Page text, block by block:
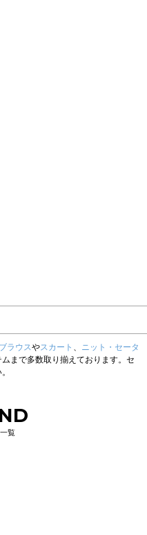
ラウスやスカート 、 ニット・セータ
まで多数取り揃えております。セ
覧